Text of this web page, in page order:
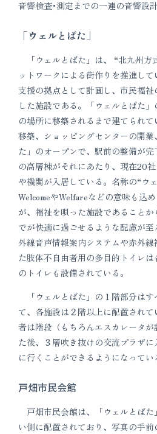
音響検査･測定までの一連の音響設計
「ウェルとばた」
「ウェルとばた」は、 “北九州方
ットワークによる街作りを推進し
支援の拠点として計画し、市民福
した施設である。「ウェルとばた
の場所に移築されるまで建てられ
移築、ショッピングセンターの開
た」のオープンで、駅前の整備が
の高層棟がそれにあたり、現在20
や機関が入居している。名称の“ウ
WelcomeやWelfareなどの意味も込
が、福祉を唄った施設であること
でが快適に過ごせるような配慮が
外線音声情報案内システムや赤外
た肢体不自由者用の多目的トイレ
のトイレも設備されている。
「ウェルとばた」の１階部分はす
て、各施設は２階以上に配置され
者は階段（もちろんエスカレータ
た後、３層吹き抜けの交流プラザ
に行くことができるようになってい
戸畑市民会館
戸畑市民会館は、「ウェルとばた
い側に配置されており、写真の手